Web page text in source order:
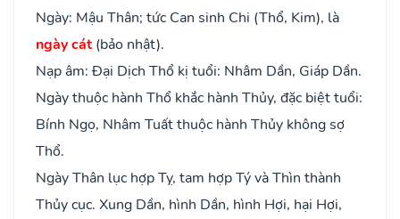
Ngày: Mậu Thân; tức Can sinh Chi (Thổ, Kim), là
ngày cát(bảo nhật).
Nạp âm: Đại Dịch Thổ kị tuổi: Nhâm Dần, Giáp Dần.
Ngày thuộc hành Thổ khắc hành Thủy, đặc biệt tuổi:
Bính Ngọ, Nhâm Tuất thuộc hành Thủy không sợ
Thổ.
Ngày Thân lục hợp Tỵ, tam hợp Tý và Thìn thành
Thủy cục. Xung Dần, hình Dần, hình Hợi, hại Hợi,